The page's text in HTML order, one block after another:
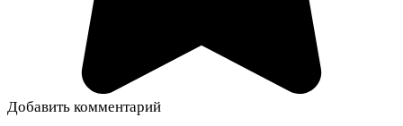
Добавить комментарий